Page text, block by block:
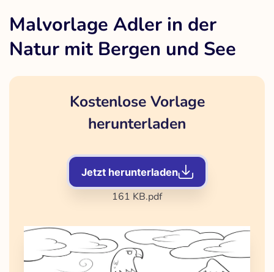
Malvorlage Adler in der
Natur mit Bergen und See
Kostenlose Vorlage
herunterladen
Jetzt herunterladen
161 KB.pdf